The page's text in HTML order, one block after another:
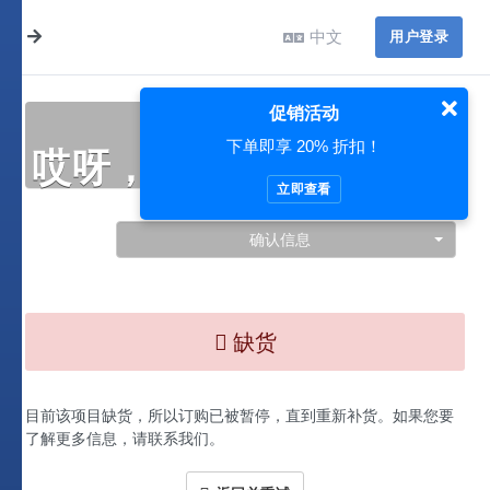
中文 用户登录
哎呀，此处出现了问题…
确认信息
缺货
目前该项目缺货，所以订购已被暂停，直到重新补货。如果您要
了解更多信息，请联系我们。
促销活动
下单即享 20% 折扣！
立即查看